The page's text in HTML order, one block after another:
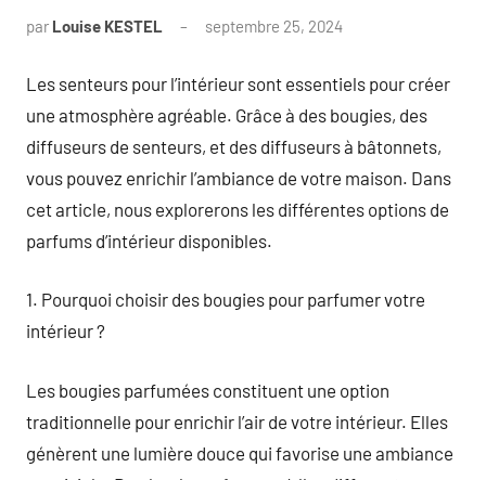
par Louise KESTEL septembre 25, 2024
Les senteurs pour l’intérieur sont essentiels pour créer
une atmosphère agréable. Grâce à des bougies, des
diffuseurs de senteurs, et des diffuseurs à bâtonnets,
vous pouvez enrichir l’ambiance de votre maison. Dans
cet article, nous explorerons les différentes options de
parfums d’intérieur disponibles.
1. Pourquoi choisir des bougies pour parfumer votre
intérieur ?
Les bougies parfumées constituent une option
traditionnelle pour enrichir l’air de votre intérieur. Elles
génèrent une lumière douce qui favorise une ambiance